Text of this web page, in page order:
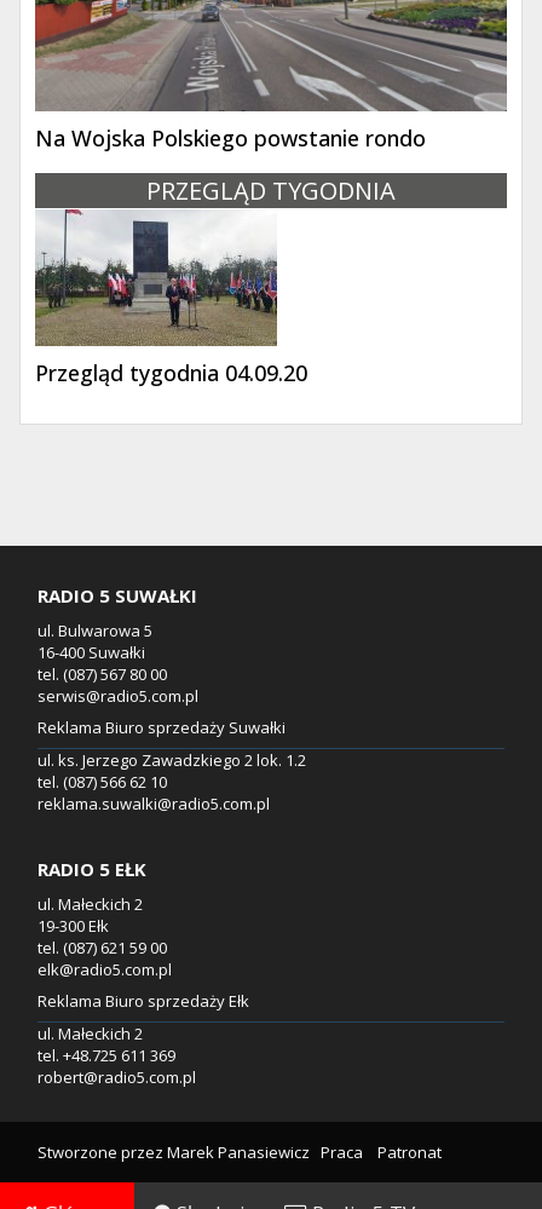
Na Wojska Polskiego powstanie rondo
PRZEGLĄD TYGODNIA
Przegląd tygodnia 04.09.20
RADIO 5 SUWAŁKI
ul. Bulwarowa 5
16-400 Suwałki
tel. (087) 567 80 00
serwis@radio5.com.pl
Reklama Biuro sprzedaży Suwałki
ul. ks. Jerzego Zawadzkiego 2 lok. 1.2
tel. (087) 566 62 10
reklama.suwalki@radio5.com.pl
RADIO 5 EŁK
ul. Małeckich 2
19-300 Ełk
tel. (087) 621 59 00
elk@radio5.com.pl
Reklama Biuro sprzedaży Ełk
ul. Małeckich 2
tel. +48.725 611 369
robert@radio5.com.pl
Stworzone przez Marek Panasiewicz Praca Patronat